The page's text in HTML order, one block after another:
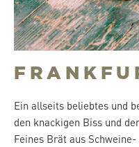
Ein allseits beliebtes und
den knackigen Biss und
Feines Brät aus